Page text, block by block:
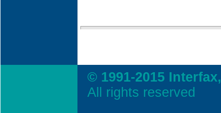
© 1991-2015
All rights reserved